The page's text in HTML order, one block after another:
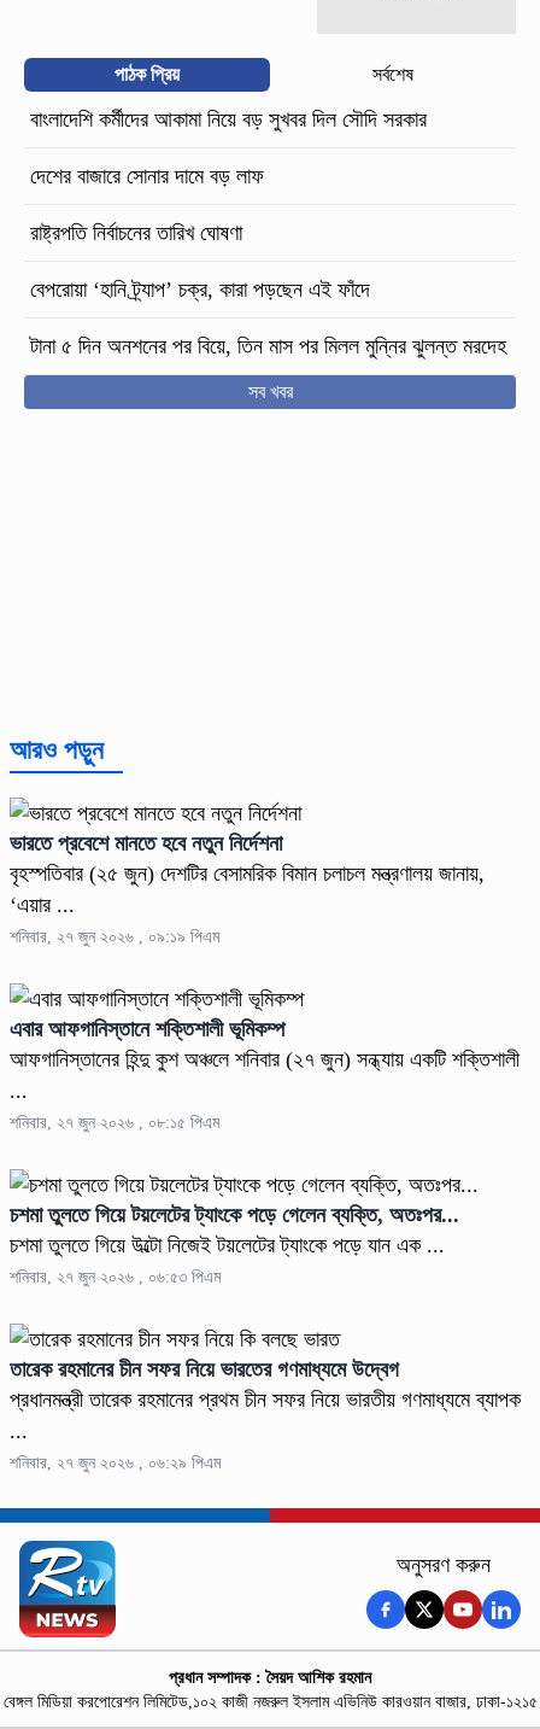
পাঠক প্রিয় সর্বশেষ
বাংলাদেশি কর্মীদের আকামা নিয়ে বড় সুখবর দিল সৌদি সরকার
দেশের বাজারে সোনার দামে বড় লাফ
রাষ্ট্রপতি নির্বাচনের তারিখ ঘোষণা
বেপরোয়া ‘হানি ট্র্যাপ’ চক্র, কারা পড়ছেন এই ফাঁদে
টানা ৫ দিন অনশনের পর বিয়ে, তিন মাস পর মিলল মুন্নির ঝুলন্ত মরদেহ
সব খবর
আরও পড়ুন
ভারতে প্রবেশে মানতে হবে নতুন নির্দেশনা
বৃহস্পতিবার (২৫ জুন) দেশটির বেসামরিক বিমান চলাচল মন্ত্রণালয় জানায়,
‘এয়ার ...
শনিবার, ২৭ জুন ২০২৬ , ০৯:১৯ পিএম
এবার আফগানিস্তানে শক্তিশালী ভূমিকম্প
আফগানিস্তানের হিন্দু কুশ অঞ্চলে শনিবার (২৭ জুন) সন্ধ্যায় একটি শক্তিশালী
...
শনিবার, ২৭ জুন ২০২৬ , ০৮:১৫ পিএম
চশমা তুলতে গিয়ে টয়লেটের ট্যাংকে পড়ে গেলেন ব্যক্তি, অতঃপর...
চশমা তুলতে গিয়ে উল্টো নিজেই টয়লেটের ট্যাংকে পড়ে যান এক ...
শনিবার, ২৭ জুন ২০২৬ , ০৬:৫৩ পিএম
তারেক রহমানের চীন সফর নিয়ে ভারতের গণমাধ্যমে উদ্বেগ
প্রধানমন্ত্রী তারেক রহমানের প্রথম চীন সফর নিয়ে ভারতীয় গণমাধ্যমে ব্যাপক
...
শনিবার, ২৭ জুন ২০২৬ , ০৬:২৯ পিএম
অনুসরণ করুন
প্রধান সম্পাদক : সৈয়দ আশিক রহমান
বেঙ্গল মিডিয়া করপোরেশন লিমিটেড,১০২ কাজী নজরুল ইসলাম এভিনিউ কারওয়ান বাজার, ঢাকা-১২১৫